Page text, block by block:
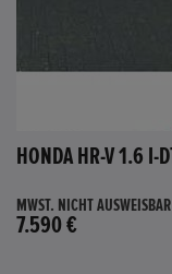
MWST. NICHT AUSWEISBAR
7.590 €